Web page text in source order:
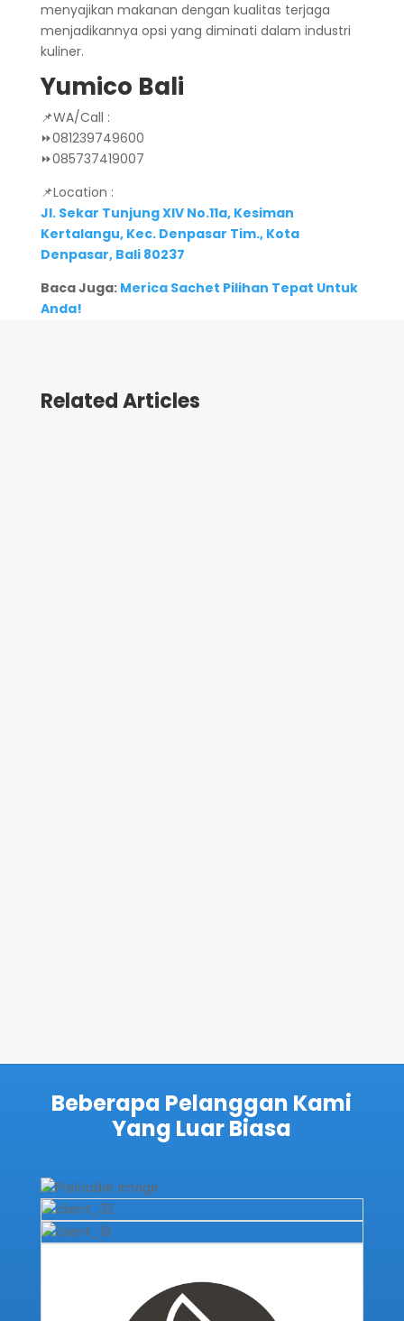
menyajikan makanan dengan kualitas terjaga
menjadikannya opsi yang diminati dalam industri
kuliner.
Yumico Bali
📌WA/Call :
⏩081239749600
⏩085737419007
📌Location :
Jl. Sekar Tunjung XIV No.11a, Kesiman
Kertalangu, Kec. Denpasar Tim., Kota
Denpasar, Bali 80237
Baca Juga: Merica Sachet Pilihan Tepat Untuk
Anda!
Related Articles
Beberapa Pelanggan Kami
Yang Luar Biasa